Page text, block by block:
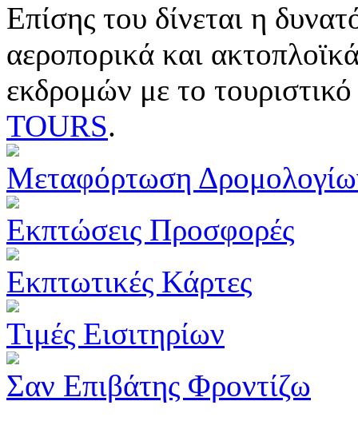
Επίσης του δίνεται η
αεροπορικά και
εκδρομών με το
TOURS.
Μεταφόρτωση
Εκπτώσεις Προσφορές
Εκπτωτικές Κάρτες
Τιμές Εισιτηρίων
Σαν Επιβάτης Φροντίζω